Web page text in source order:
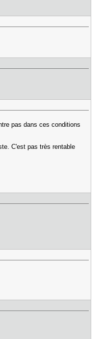
pas dans ces conditions
C'est pas très rentable